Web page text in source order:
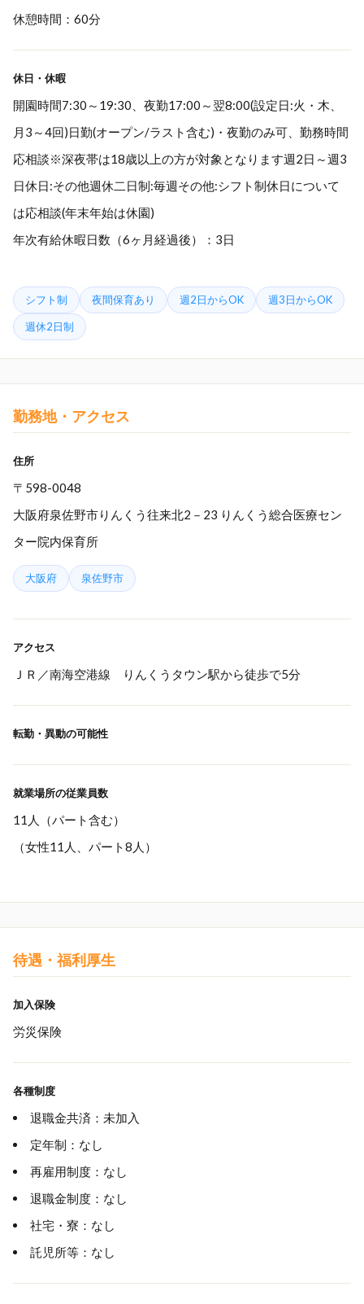
休憩時間：60分
休日・休暇
開園時間7:30～19:30、夜勤17:00～翌8:00(設定日:火・木、
月3～4回)日勤(オープン/ラスト含む)・夜勤のみ可、勤務時間
応相談※深夜帯は18歳以上の方が対象となります週2日～週3
日休日:その他週休二日制:毎週その他:シフト制休日について
は応相談(年末年始は休園)
年次有給休暇日数（6ヶ月経過後）：3日
シフト制 夜間保育あり 週2日からOK 週3日からOK
週休2日制
勤務地・アクセス
住所
〒598-0048
大阪府泉佐野市りんくう往来北2－23 りんくう総合医療セン
ター院内保育所
大阪府 泉佐野市
アクセス
ＪＲ／南海空港線 りんくうタウン駅から徒歩で5分
転勤・異動の可能性
就業場所の従業員数
11人（パート含む）
（女性11人、パート8人）
待遇・福利厚生
加入保険
労災保険
各種制度
退職金共済：未加入
定年制：なし
再雇用制度：なし
退職金制度：なし
社宅・寮：なし
託児所等：なし